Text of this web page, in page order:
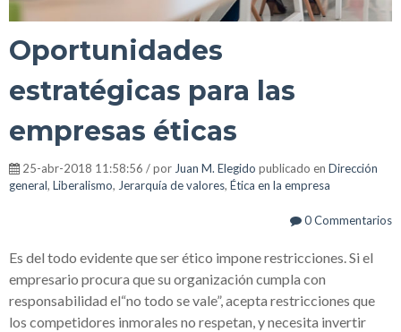
Oportunidades
estratégicas para las
empresas éticas
25-abr-2018 11:58:56 / por Juan M. Elegido publicado en Dirección
general, Liberalismo, Jerarquía de valores, Ética en la empresa
0 Commentarios
Es del todo evidente que ser ético impone restricciones. Si el
empresario procura que su organización cumpla con
responsabilidad el“no todo se vale”, acepta restricciones que
los competidores inmorales no respetan, y necesita invertir